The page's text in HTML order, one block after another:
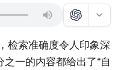
检索准确度令人印象深
一的内容都给出了“自